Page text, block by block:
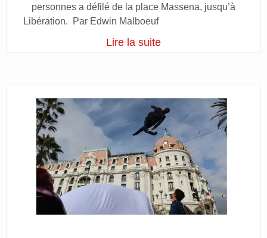
personnes a défilé de la place Massena, jusqu’à
Libération. Par Edwin Malboeuf
Lire la suite